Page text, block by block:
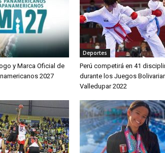
y Marca Oficial de
2027
Deportes
Perú competirá en 41
durante los Juegos
Valledupar 2022